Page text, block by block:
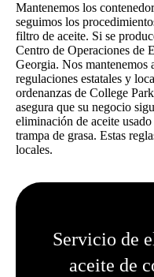
Mantenemos los
seguimos los
filtro de aceite. Si se
Centro de Operaciones de
Georgia. Nos mantenemos
regulaciones estatales y
ordenanzas de College
asegura que su negocio
eliminación de aceite
trampa de grasa. Estas
locales.
Servicio de
aceite de